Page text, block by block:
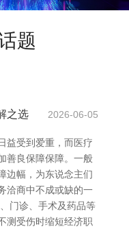
题
之选 2026-06-05
益受到爱重，而医疗
善良保障保障。一般
边幅，为东说念主们
洽商中不成或缺的一
门诊、手术及药品等
测受伤时缩短经济职